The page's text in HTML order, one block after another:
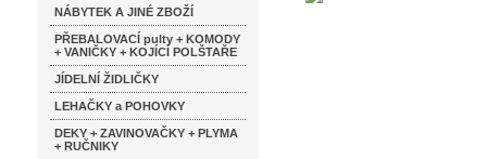
NÁBYTEK A JINÉ ZBOŽÍ
PŘEBALOVACÍ pulty + KOMODY
+ VANIČKY + KOJÍCÍ POLŠTAŘE
JÍDELNÍ ŽIDLIČKY
LEHAČKY a POHOVKY
DEKY + ZAVINOVAČKY + PLYMA
+ RUČNIKY